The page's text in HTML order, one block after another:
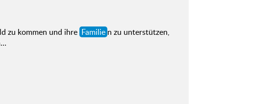
zu kommen und ihre Familie n zu unterstützen,